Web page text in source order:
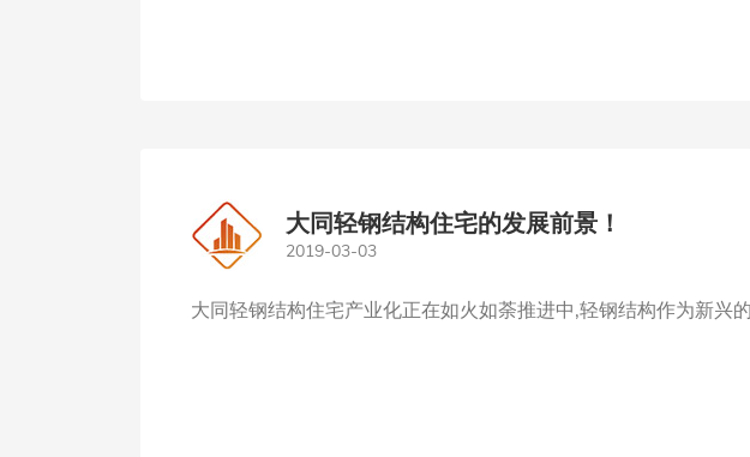
大同轻钢结构住宅的发展前景！
2019-03-03
大同轻钢结构住宅产业化正在如火如荼推进中,轻钢结构作为新兴